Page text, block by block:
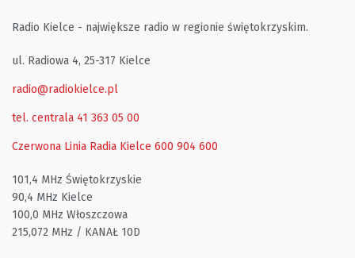
Radio Kielce - największe radio w regionie świętokrzyskim.
ul. Radiowa 4, 25-317 Kielce
radio@radiokielce.pl
tel. centrala 41 363 05 00
Czerwona Linia Radia Kielce 600 904 600
101,4 MHz Świętokrzyskie
90,4 MHz Kielce
100,0 MHz Włoszczowa
215,072 MHz / KANAŁ 10D